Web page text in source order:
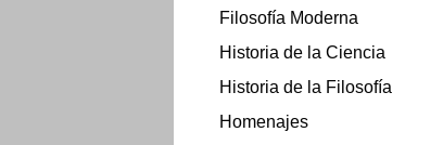
Filosofía Moderna
Historia de la Ciencia
Historia de la Filosofía
Homenajes